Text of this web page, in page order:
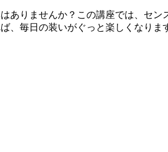
りませんか？この講座では、セ
、毎日の装いがぐっと楽しくなりま